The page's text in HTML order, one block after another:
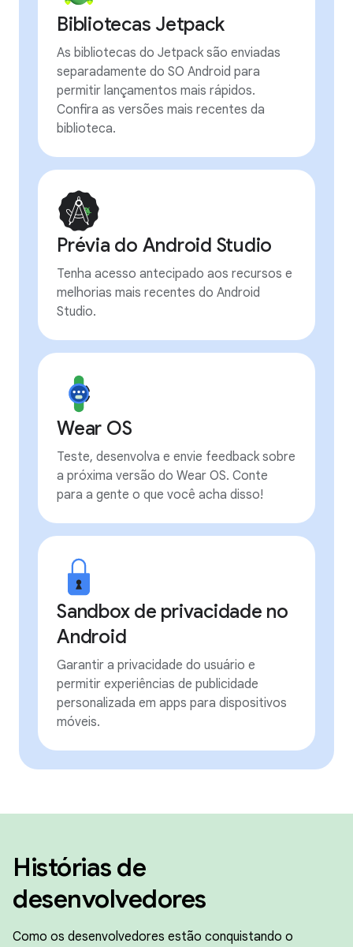
Bibliotecas Jetpack
As bibliotecas do Jetpack são enviadas
separadamente do SO Android para
permitir lançamentos mais rápidos.
Confira as versões mais recentes da
biblioteca.
Prévia do Android Studio
Tenha acesso antecipado aos recursos e
melhorias mais recentes do Android
Studio.
Wear OS
Teste, desenvolva e envie feedback sobre
a próxima versão do Wear OS. Conte
para a gente o que você acha disso!
Sandbox de privacidade no
Android
Garantir a privacidade do usuário e
permitir experiências de publicidade
personalizada em apps para dispositivos
móveis.
Histórias de
desenvolvedores
Como os desenvolvedores estão conquistando o